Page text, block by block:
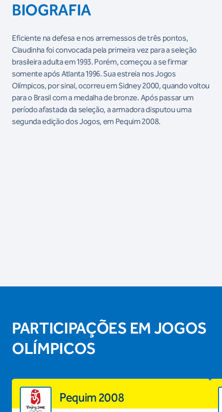
BIOGRAFIA
Eficiente na defesa e nos arremessos de três pontos,
Claudinha foi convocada pela primeira vez para a seleção
brasileira adulta em 1993. Porém, começou a se firmar
somente após Atlanta 1996. Sua estreia nos Jogos
Olímpicos, por sinal, ocorreu em Sidney 2000, quando voltou
para o Brasil com a medalha de bronze. Após passar um
período afastada da seleção, a armadora disputou uma
segunda edição dos Jogos, em Pequim 2008.
PARTICIPAÇÕES EM JOGOS
OLÍMPICOS
Pequim 2008